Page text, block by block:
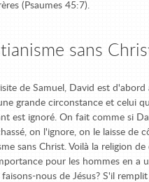
(Psaumes 45:7).
sans
de Samuel, David est d'abord
grande circonstance et celui
est ignoré. On fait comme si
on l'ignore, on le laisse de
sans Christ. Voilà la religion
pour les hommes en a
faisons-nous de Jésus? S'il